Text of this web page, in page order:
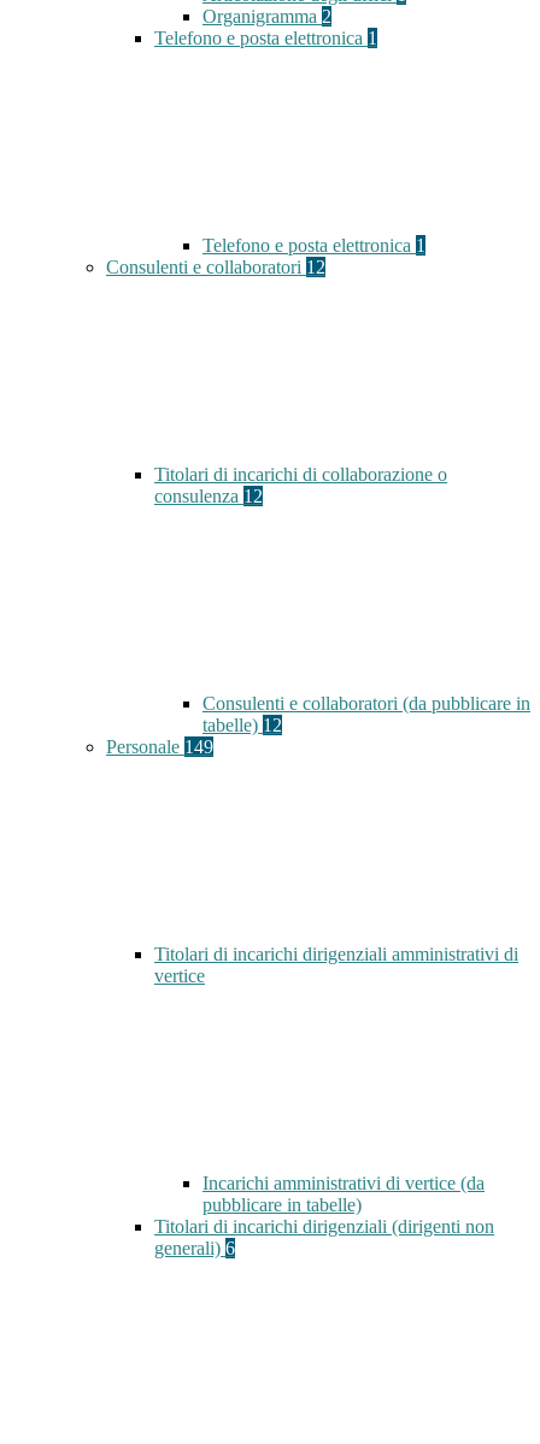
Organigramma 2
Telefono e posta elettronica 1
Telefono e posta elettronica 1
Consulenti e collaboratori 12
Titolari di incarichi di collaborazione o
consulenza 12
Consulenti e collaboratori (da pubblicare in
tabelle) 12
Personale 149
Titolari di incarichi dirigenziali amministrativi di
vertice
Incarichi amministrativi di vertice (da
pubblicare in tabelle)
Titolari di incarichi dirigenziali (dirigenti non
generali) 6